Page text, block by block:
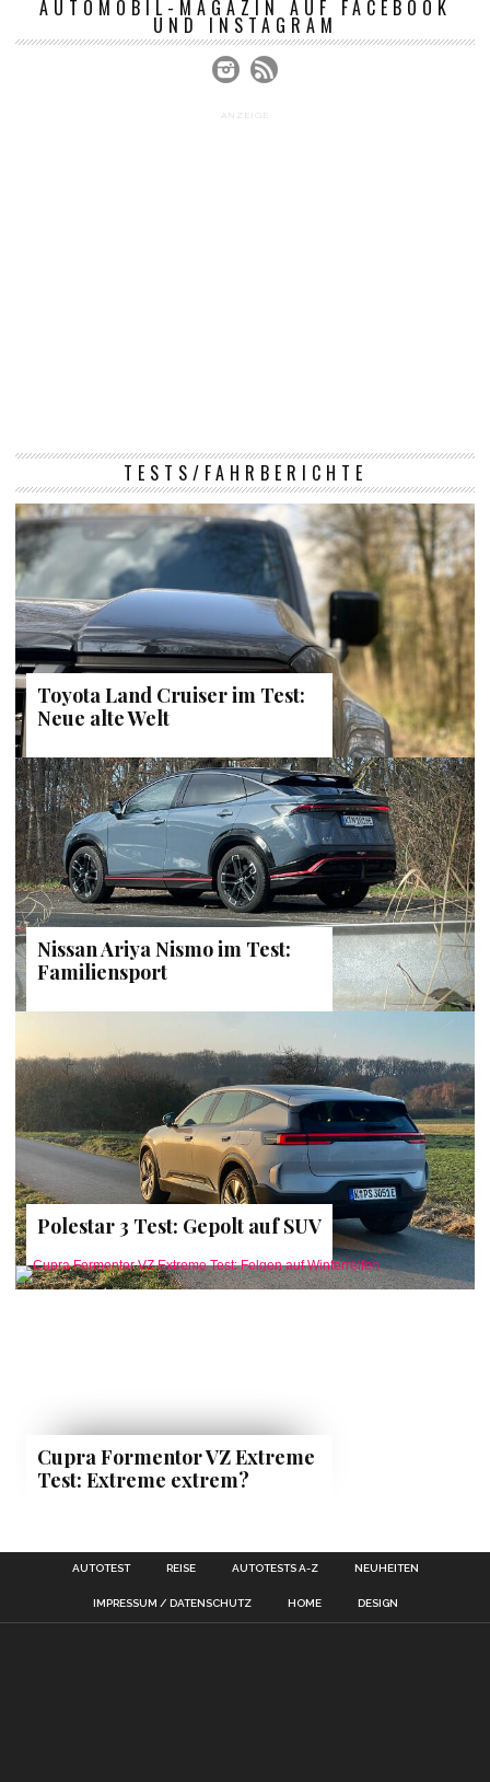
AUTOMOBIL-MAGAZIN AUF FACEBOOK
UND INSTAGRAM
ANZEIGE
TESTS/FAHRBERICHTE
Toyota Land Cruiser im Test:
Neue alte Welt
Nissan Ariya Nismo im Test:
Familiensport
Polestar 3 Test: Gepolt auf SUV
Cupra Formentor VZ Extreme
Test: Extreme extrem?
AUTOTEST REISE AUTOTESTS A-Z NEUHEITEN
IMPRESSUM / DATENSCHUTZ HOME DESIGN